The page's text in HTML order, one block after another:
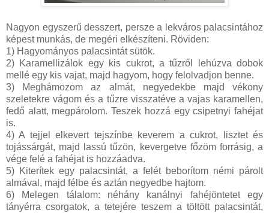
Nagyon egyszerű desszert, persze a lekváros palacsintához
képest munkás, de megéri elkészíteni. Röviden:
1) Hagyományos palacsintát sütök.
2) Karamellizálok egy kis cukrot, a tűzről lehúzva dobok
mellé egy kis vajat, majd hagyom, hogy felolvadjon benne.
3) Meghámozom az almát, negyedekbe majd vékony
szeletekre vágom és a tűzre visszatéve a vajas karamellen,
fedő alatt, megpárolom. Teszek hozzá egy csipetnyi fahéjat
is.
4) A tejjel elkevert tejszínbe keverem a cukrot, lisztet és
tojássárgát, majd lassú tűzön, kevergetve főzöm forrásig, a
vége felé a fahéjat is hozzáadva.
5) Kiterítek egy palacsintát, a felét beborítom némi párolt
almával, majd félbe és aztán negyedbe hajtom.
6) Melegen tálalom: néhány kanálnyi fahéjöntetet egy
tányérra csorgatok, a tetejére teszem a töltött palacsintát,